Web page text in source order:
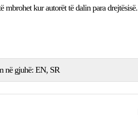
kur autorët të dalin para drejtësisë.
në gjuhë: EN SR